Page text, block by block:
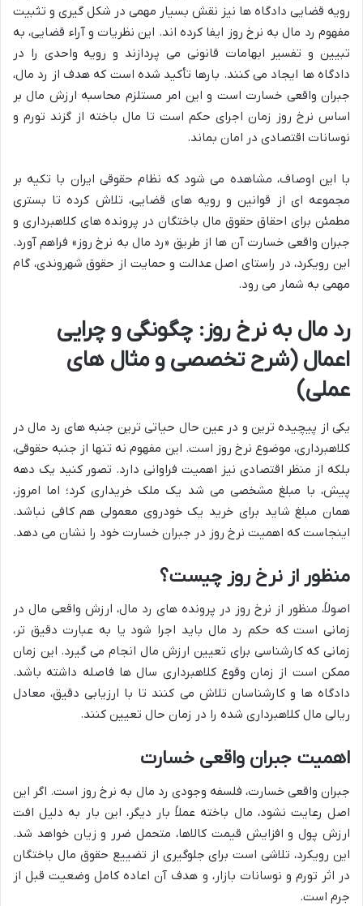
رویه قضایی دادگاه ها نیز نقش بسیار مهمی در شکل گیری و تثبیت
مفهوم رد مال به نرخ روز ایفا کرده اند. این نظریات و آراء قضایی، به
تبیین و تفسیر ابهامات قانونی می پردازند و رویه واحدی را در
دادگاه ها ایجاد می کنند. بارها تأکید شده است که هدف از رد مال،
جبران واقعی خسارت است و این امر مستلزم محاسبه ارزش مال بر
اساس نرخ روز زمان اجرای حکم است تا مال باخته از گزند تورم و
نوسانات اقتصادی در امان بماند.
با این اوصاف، مشاهده می شود که نظام حقوقی ایران با تکیه بر
مجموعه ای از قوانین و رویه های قضایی، تلاش کرده تا بستری
مطمئن برای احقاق حقوق مال باختگان در پرونده های کلاهبرداری و
جبران واقعی خسارت آن ها از طریق «رد مال به نرخ روز» فراهم آورد.
این رویکرد، در راستای اصل عدالت و حمایت از حقوق شهروندی، گام
مهمی به شمار می رود.
رد مال به نرخ روز: چگونگی و چرایی
اعمال (شرح تخصصی و مثال های
عملی)
یکی از پیچیده ترین و در عین حال حیاتی ترین جنبه های رد مال در
کلاهبرداری، موضوع نرخ روز است. این مفهوم نه تنها از جنبه حقوقی،
بلکه از منظر اقتصادی نیز اهمیت فراوانی دارد. تصور کنید یک دهه
پیش، با مبلغ مشخصی می شد یک ملک خریداری کرد؛ اما امروز،
همان مبلغ شاید برای خرید یک خودروی معمولی هم کافی نباشد.
اینجاست که اهمیت نرخ روز در جبران خسارت خود را نشان می دهد.
منظور از نرخ روز چیست؟
اصولاً، منظور از نرخ روز در پرونده های رد مال، ارزش واقعی مال در
زمانی است که حکم رد مال باید اجرا شود یا به عبارت دقیق تر،
زمانی که کارشناسی برای تعیین ارزش مال انجام می گیرد. این زمان
ممکن است از زمان وقوع کلاهبرداری سال ها فاصله داشته باشد.
دادگاه ها و کارشناسان تلاش می کنند تا با ارزیابی دقیق، معادل
ریالی مال کلاهبرداری شده را در زمان حال تعیین کنند.
اهمیت جبران واقعی خسارت
جبران واقعی خسارت، فلسفه وجودی رد مال به نرخ روز است. اگر این
اصل رعایت نشود، مال باخته عملاً بار دیگر، این بار به دلیل افت
ارزش پول و افزایش قیمت کالاها، متحمل ضرر و زیان خواهد شد.
این رویکرد، تلاشی است برای جلوگیری از تضییع حقوق مال باختگان
در اثر تورم و نوسانات بازار، و هدف آن اعاده کامل وضعیت قبل از
جرم است.